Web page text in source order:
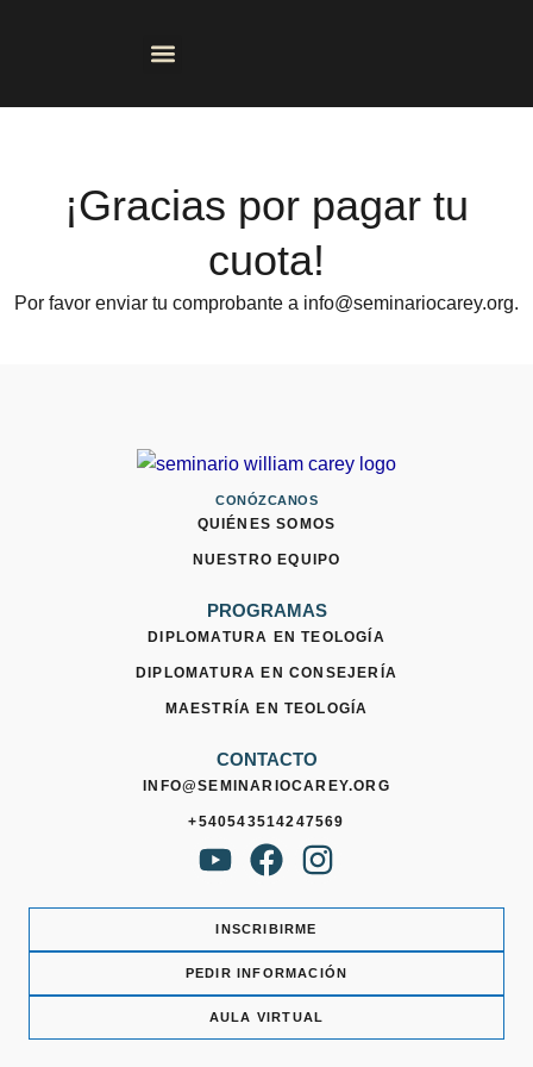
¡Gracias por pagar tu
cuota!
Por favor enviar tu comprobante a info@seminariocarey.org.
CONÓZCANOS
QUIÉNES SOMOS
NUESTRO EQUIPO
PROGRAMAS
DIPLOMATURA EN TEOLOGÍA
DIPLOMATURA EN CONSEJERÍA
MAESTRÍA EN TEOLOGÍA
CONTACTO
INFO@SEMINARIOCAREY.ORG
+540543514247569
Y
u
t
u
b
e
F
a
c
e
b
o
o
I
n
s
t
a
g
r
INSCRIBIRME
PEDIR INFORMACIÓN
AULA VIRTUAL